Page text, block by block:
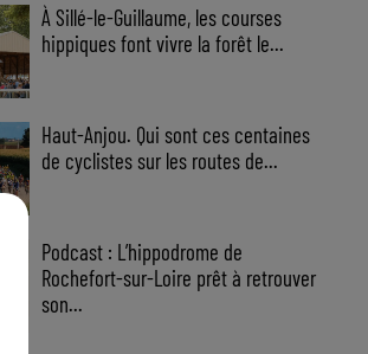
À Sillé-le-Guillaume, les courses
hippiques font vivre la forêt le...
Haut-Anjou. Qui sont ces centaines
de cyclistes sur les routes de...
Podcast : L’hippodrome de
Rochefort-sur-Loire prêt à retrouver
son...